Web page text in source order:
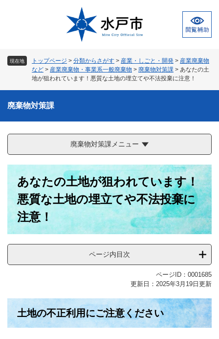
現在地 トップページ > 分類からさがす > 産業・しごと・開発 > 産業廃棄物
など > 産業廃棄物・事業系一般廃棄物 > 廃棄物対策課 > あなたの土
地が狙われています！悪質な土地の埋立てや不法投棄に注意！
廃棄物対策課
廃棄物対策課メニュー
あなたの土地が狙われています！
悪質な土地の埋立てや不法投棄に
注意！
ページ内目次
ページID：0001685
更新日：2025年3月19日更新
土地の不正利用にご注意ください